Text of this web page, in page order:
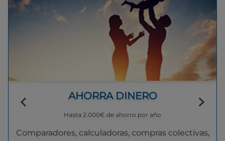
AHORRA DINERO
Hasta 2.000€ de ahorro por año
Comparadores, calculadoras, compras colectivas,